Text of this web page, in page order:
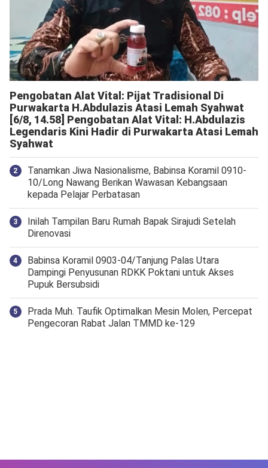
Pengobatan Alat Vital: Pijat Tradisional Di
Purwakarta H.Abdulazis Atasi Lemah Syahwat
[6/8, 14.58] Pengobatan Alat Vital: H.Abdulazis
Legendaris Kini Hadir di Purwakarta Atasi Lemah
Syahwat
Tanamkan Jiwa Nasionalisme, Babinsa Koramil 0910-
10/Long Nawang Berikan Wawasan Kebangsaan
kepada Pelajar Perbatasan
Inilah Tampilan Baru Rumah Bapak Sirajudi Setelah
Direnovasi
‎Babinsa Koramil 0903-04/Tanjung Palas Utara
Dampingi Penyusunan RDKK Poktani untuk Akses
Pupuk Bersubsidi
Prada Muh. Taufik Optimalkan Mesin Molen, Percepat
Pengecoran Rabat Jalan TMMD ke-129